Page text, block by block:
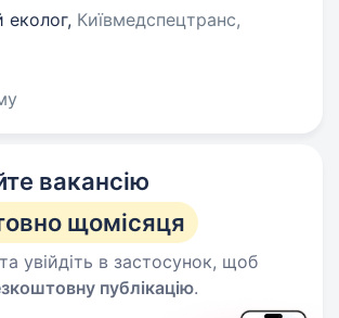
еколог, Київмедспецтранс,
вакансію
щомісяця
увійдіть в застосунок, щоб
публікацію.